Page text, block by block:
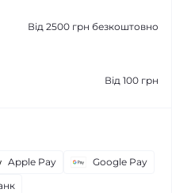
Від 2500 грн безкоштовно
Від 100 грн
Apple Pay
Google Pay